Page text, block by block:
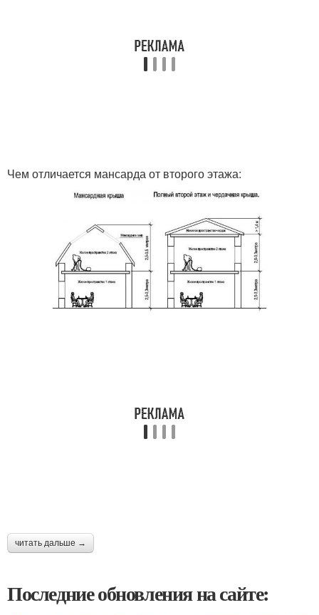
Чем отличается мансарда от второго этажа:
читать дальше →
Последние обновления на сайте: